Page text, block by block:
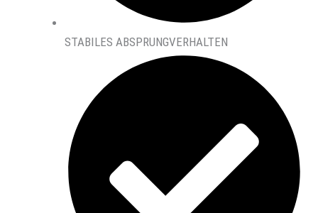
STABILES ABSPRUNGVERHALTEN